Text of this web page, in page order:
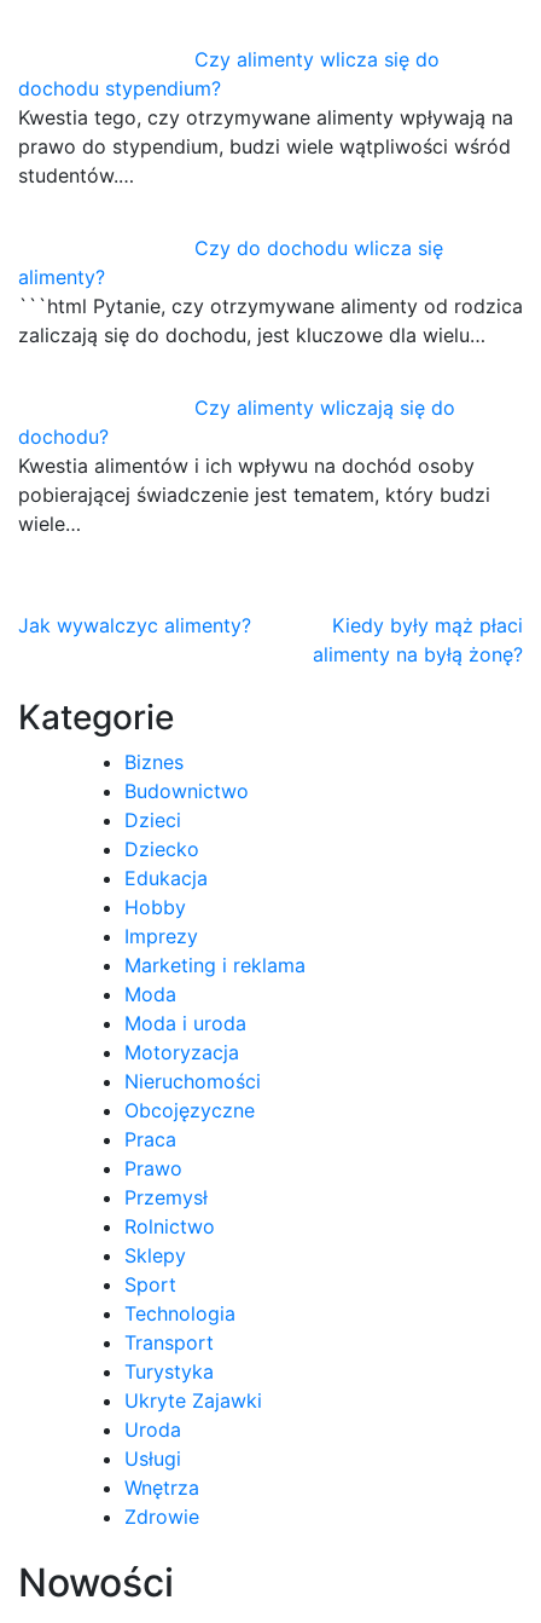
Czy alimenty wlicza się do
dochodu stypendium?
Kwestia tego, czy otrzymywane alimenty wpływają na
prawo do stypendium, budzi wiele wątpliwości wśród
studentów.…
Czy do dochodu wlicza się
alimenty?
```html Pytanie, czy otrzymywane alimenty od rodzica
zaliczają się do dochodu, jest kluczowe dla wielu…
Czy alimenty wliczają się do
dochodu?
Kwestia alimentów i ich wpływu na dochód osoby
pobierającej świadczenie jest tematem, który budzi
wiele…
Nawigacja
Jak wywalczyc alimenty?
Kiedy były mąż płaci
alimenty na byłą żonę?
Kategorie
Biznes
Budownictwo
Dzieci
Dziecko
Edukacja
Hobby
Imprezy
Marketing i reklama
Moda
Moda i uroda
Motoryzacja
Nieruchomości
Obcojęzyczne
Praca
Prawo
Przemysł
Rolnictwo
Sklepy
Sport
Technologia
Transport
Turystyka
Ukryte Zajawki
Uroda
Usługi
Wnętrza
Zdrowie
Nowości